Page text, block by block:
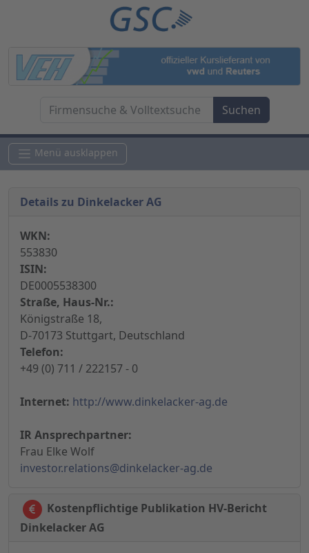
Menü ausklappen
Details zu Dinkelacker AG
WKN:
553830
ISIN:
DE0005538300
Straße, Haus-Nr.:
Königstraße 18,
D-70173 Stuttgart, Deutschland
Telefon:
+49 (0) 711 / 222157 - 0
Internet: http://www.dinkelacker-ag.de
IR Ansprechpartner:
Frau Elke Wolf
investor.relations@dinkelacker-ag.de
Kostenpflichtige Publikation HV-Bericht
Dinkelacker AG